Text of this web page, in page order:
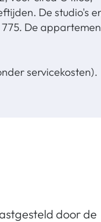
De studio's
De
servicekosten).
door de